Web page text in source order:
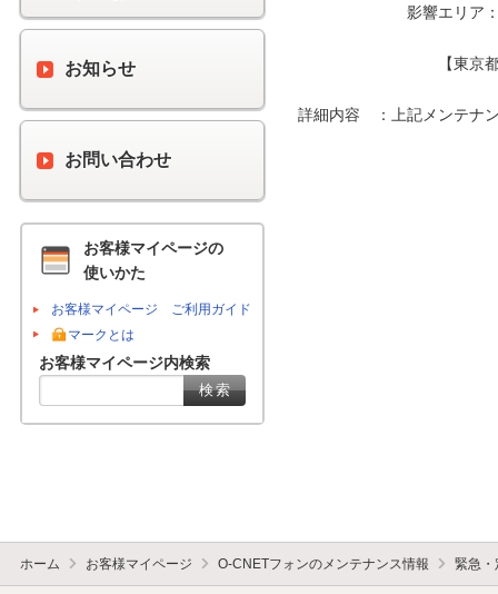
影響エリア：　下記
【東京
詳細内容　：上記メンテナ
お知らせ
お問い合わせ
お客様マイページの
使いかた
お客様マイページ ご利用ガイド
マークとは
お客様マイページ内検索
ホーム お客様マイページ O-CNETフォンのメンテナンス情報 緊急・